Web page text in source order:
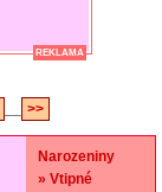
REKLAMA
>>
Narozeniny
» Vtipné